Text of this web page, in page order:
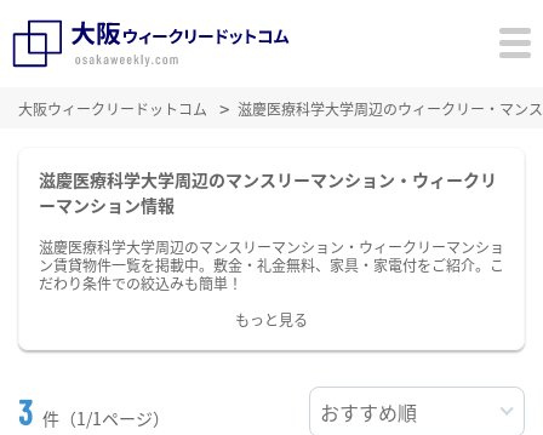
大阪ウィークリードットコム 滋慶医療科学大学周辺のウィークリー・マン
滋慶医療科学大学周辺のマンスリーマンション・ウィークリ
ーマンション情報
滋慶医療科学大学周辺のマンスリーマンション・ウィークリーマンショ
ン賃貸物件一覧を掲載中。敷金・礼金無料、家具・家電付をご紹介。こ
だわり条件での絞込みも簡単！
もっと見る
3 件（1/1ページ）